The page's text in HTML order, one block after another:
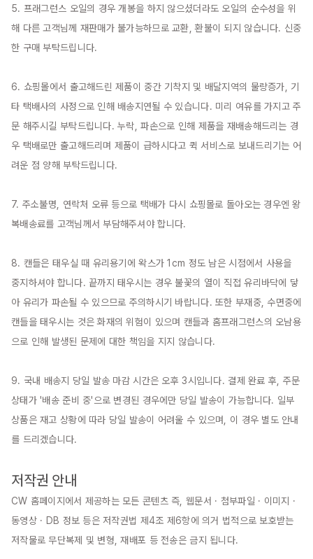
5. 프래그런스 오일의 경우 개봉을 하지 않으셨더라도 오일의 순수성을 위
해 다른 고객님께 재판매가 불가능하므로 교환, 환불이 되지 않습니다. 신중
한 구매 부탁드립니다.
6. 쇼핑몰에서 출고해드린 제품이 중간 기착지 및 배달지역의 물량증가, 기
타 택배사의 사정으로 인해 배송지연될 수 있습니다. 미리 여유를 가지고 주
문 해주시길 부탁드립니다. 누락, 파손으로 인해 제품을 재배송해드리는 경
우 택배로만 출고해드리며 제품이 급하시다고 퀵 서비스로 보내드리기는 어
려운 점 양해 부탁드립니다.
7. 주소불명, 연락처 오류 등으로 택배가 다시 쇼핑몰로 돌아오는 경우엔 왕
복배송료를 고객님께서 부담해주셔야 합니다.
8. 캔들은 태우실 때 유리용기에 왁스가 1cm 정도 남은 시점에서 사용을
중지하셔야 합니다. 끝까지 태우시는 경우 불꽃의 열이 직접 유리바닥에 닿
아 유리가 파손될 수 있으므로 주의하시기 바랍니다. 또한 부재중, 수면중에
캔들을 태우시는 것은 화재의 위험이 있으며 캔들과 홈프래그런스의 오남용
으로 인해 발생된 문제에 대한 책임을 지지 않습니다.
9. 국내 배송지 당일 발송 마감 시간은 오후 3시입니다. 결제 완료 후, 주문
상태가 '배송 준비 중'으로 변경된 경우에만 당일 발송이 가능합니다. 일부
상품은 재고 상황에 따라 당일 발송이 어려울 수 있으며, 이 경우 별도 안내
를 드리겠습니다.
저작권 안내
CW 홈페이지에서 제공하는 모든 콘텐츠 즉, 웹문서 · 첨부파일 · 이미지 ·
동영상 · DB 정보 등은 저작권법 제4조 제6항에 의거 법적으로 보호받는
저작물로 무단복제 및 변형, 재배포 등 전송은 금지 됩니다.